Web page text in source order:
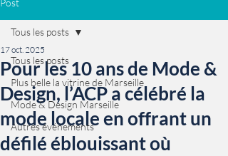
Tous les posts
Plus belle la vitrine de Marseille
Mode & Design Marseille
Autres événements
Tous les posts
Pour les 10 ans de Mode &
Design, l’ACP a célébré la
mode locale en offrant un
défilé éblouissant où
17 oct. 2025